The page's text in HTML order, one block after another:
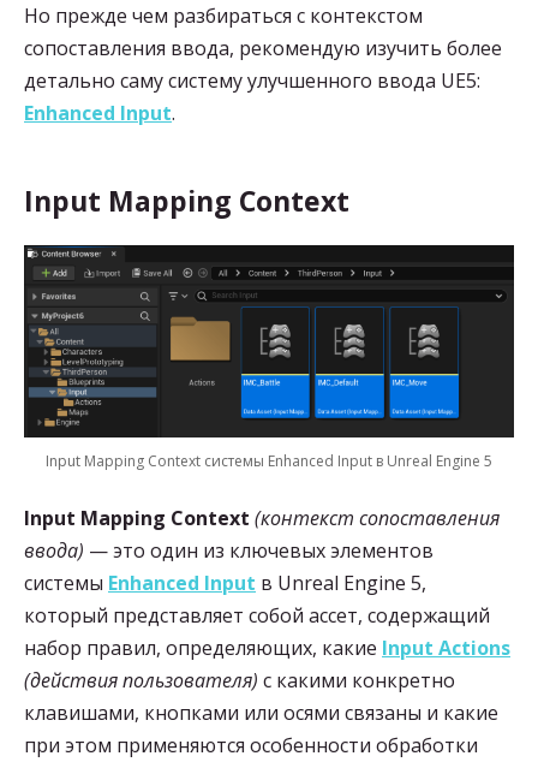
Но прежде чем разбираться с контекстом
сопоставления ввода, рекомендую изучить более
детально саму систему улучшенного ввода UE5:
Enhanced Input.
Input Mapping Context
Input Mapping Context системы Enhanced Input в Unreal Engine 5
Input Mapping Context (контекст сопоставления
ввода) — это один из ключевых элементов
системы Enhanced Input в Unreal Engine 5,
который представляет собой ассет, содержащий
набор правил, определяющих, какие Input Actions
(действия пользователя) с какими конкретно
клавишами, кнопками или осями связаны и какие
при этом применяются особенности обработки